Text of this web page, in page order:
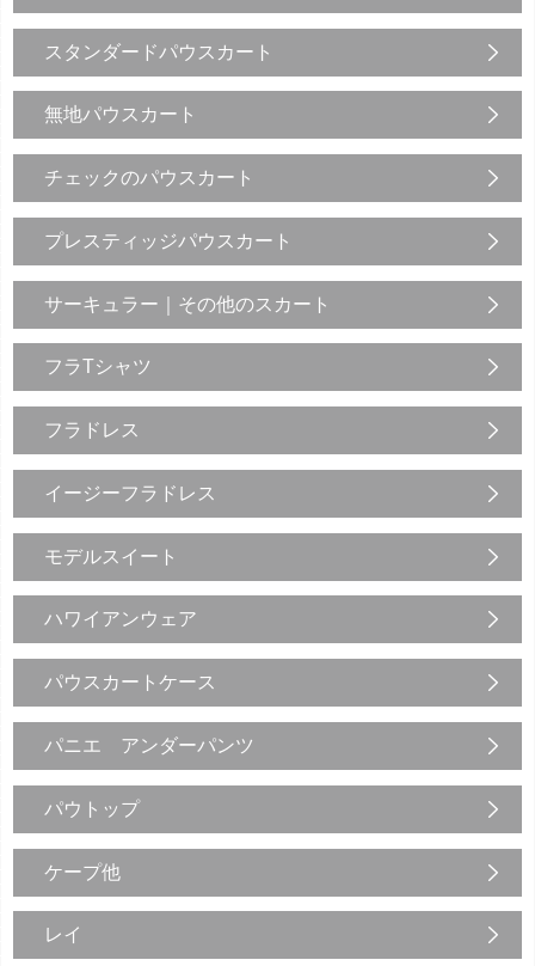
スタンダードパウスカート
無地パウスカート
チェックのパウスカート
プレスティッジパウスカート
サーキュラー｜その他のスカート
フラTシャツ
フラドレス
イージーフラドレス
モデルスイート
ハワイアンウェア
パウスカートケース
パニエ アンダーパンツ
パウトップ
ケープ他
レイ